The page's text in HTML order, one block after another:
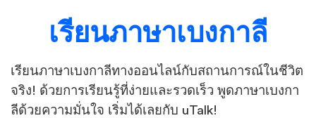
เรียนภาษาเบงกาลี
เรียนภาษาเบงกาลีทางออนไลน์กับสถานการณ์ในชีวิต
จริง! ด้วยการเรียนรู้ที่ง่ายและรวดเร็ว พูดภาษาเบงกา
ลีด้วยความมั่นใจ เริ่มได้เลยกับ uTalk!